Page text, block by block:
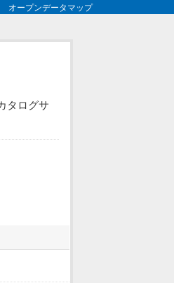
オープンデータマップ
タログサ